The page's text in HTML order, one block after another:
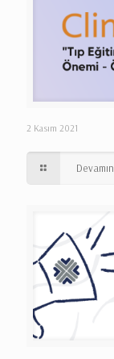
2 Kasım 2021